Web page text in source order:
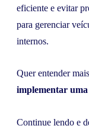
eficiente e evitar
para gerenciar
internos.
Quer entender
implementar
Continue lendo e